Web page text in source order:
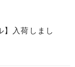
】入荷しまし